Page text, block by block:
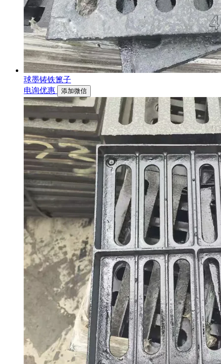
球墨铸铁篦子
电询优惠
添加微信